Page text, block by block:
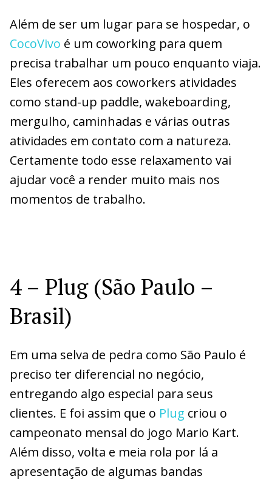
Além de ser um lugar para se hospedar, o
CocoVivo é um coworking para quem
precisa trabalhar um pouco enquanto viaja.
Eles oferecem aos coworkers atividades
como stand-up paddle, wakeboarding,
mergulho, caminhadas e várias outras
atividades em contato com a natureza.
Certamente todo esse relaxamento vai
ajudar você a render muito mais nos
momentos de trabalho.
4 – Plug (São Paulo –
Brasil)
Em uma selva de pedra como São Paulo é
preciso ter diferencial no negócio,
entregando algo especial para seus
clientes. E foi assim que o Plug criou o
campeonato mensal do jogo Mario Kart.
Além disso, volta e meia rola por lá a
apresentação de algumas bandas